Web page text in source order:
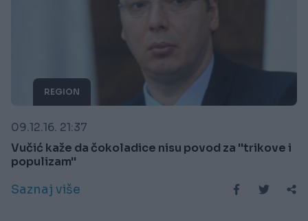
REGION
09.12.16. 21:37
Vučić kaže da čokoladice nisu povod za ''trikove i
populizam''
Saznaj više